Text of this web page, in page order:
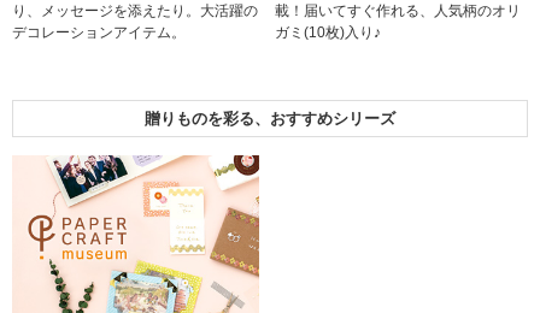
り、メッセージを添えたり。大活躍の
デコレーションアイテム。
載！届いてすぐ作れる、人気柄のオリ
ガミ(10枚)入り♪
贈りものを彩る、おすすめシリーズ